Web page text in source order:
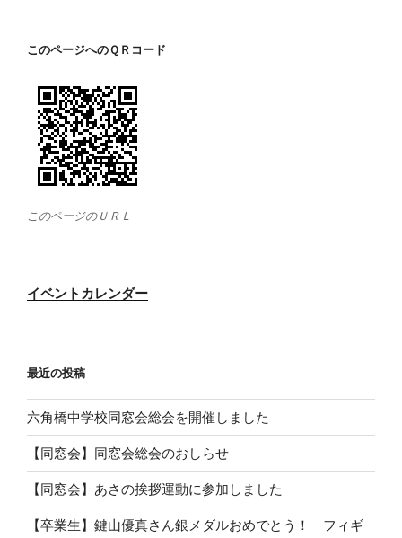
このページへのＱＲコード
このページのＵＲＬ
イベントカレンダー
最近の投稿
六角橋中学校同窓会総会を開催しました
【同窓会】同窓会総会のおしらせ
【同窓会】あさの挨拶運動に参加しました
【卒業生】鍵山優真さん銀メダルおめでとう！ フィギ